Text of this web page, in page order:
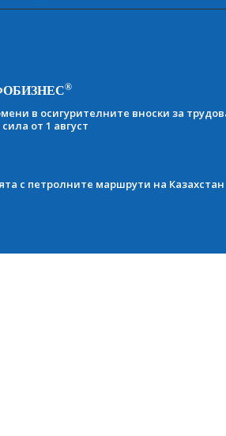
®
в осигурителните вноски за
от 1 август
с петролните маршрути на Казахстан